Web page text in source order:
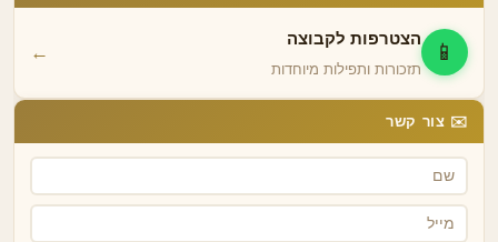
📱
הצטרפות לקבוצה
תזכורות ותפילות מיוחדות
←
✉️ צור קשר